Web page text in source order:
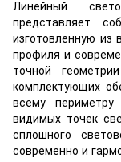
Линейный
представляет
изготовленную из
профиля и
точной
комплектующих
всему
видимых точек
сплошного
современно и